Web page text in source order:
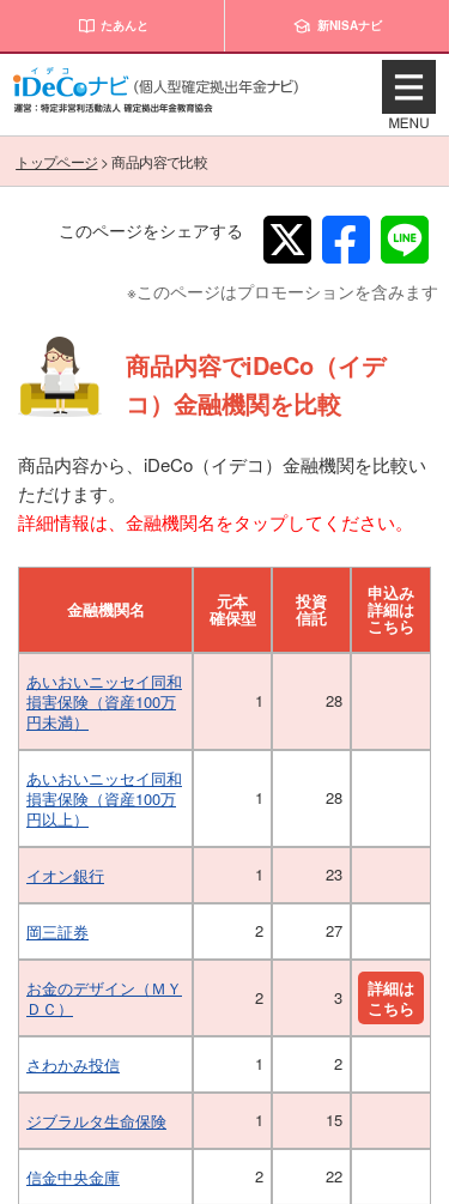
たあんと 新NISAナビ
トップページ >商品内容で比較
このページをシェアする
※このページはプロモーションを含みます
商品内容でiDeCo（イデ
コ）金融機関を比較
商品内容から、iDeCo（イデコ）金融機関を比較い
ただけます。
詳細情報は、金融機関名をタップしてください。
金融機関名 元本
確保型
投資
信託
申込み
詳細は
こちら
あいおいニッセイ同和
損害保険（資産100万
円未満）
1 28
あいおいニッセイ同和
損害保険（資産100万
円以上）
1 28
イオン銀行 1 23
岡三証券 2 27
お金のデザイン（ＭＹ
ＤＣ）
2 3
詳細は
こちら
さわかみ投信 1 2
ジブラルタ生命保険 1 15
信金中央金庫 2 22